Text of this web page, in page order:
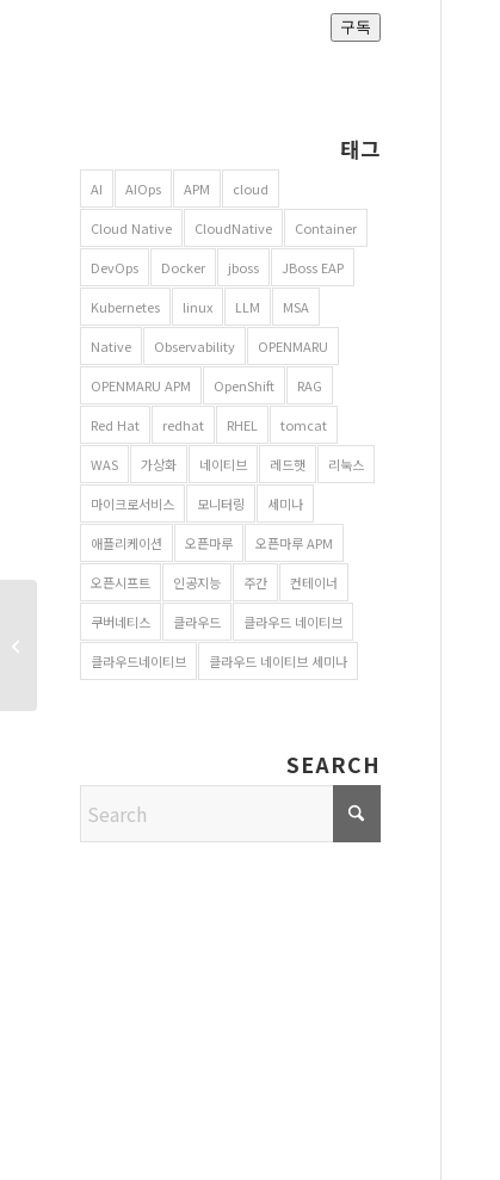
주소
구독
태그
AI AIOps APM cloud
Cloud Native CloudNative Container
DevOps Docker jboss JBoss EAP
Kubernetes linux LLM MSA
Native Observability OPENMARU
OPENMARU APM OpenShift RAG
Red Hat redhat RHEL tomcat
WAS 가상화 네이티브 레드햇 리눅스
마이크로서비스 모니터링 세미나
애플리케이션 오픈마루 오픈마루 APM
오픈시프트 인공지능 주간 컨테이너
쿠버네티스 클라우드 클라우드 네이티브
클라우드네이티브 클라우드 네이티브 세미나
SEARCH
JBoss Data Grid
PostgreSQL Cache
Store 사용하기